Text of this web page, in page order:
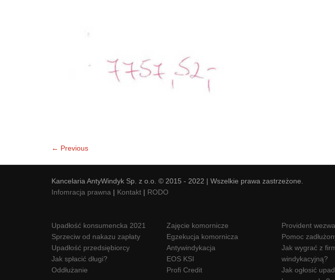
← Previous
Kancelaria AntyWindyk Sp. z o.o. © 2015 - 2022 | Wszelkie prawa zastrzeżone.
Infomracja prawna | Kontakt | RODO
Upadłość konsumencka 2021
Sprzeciw od nakazu zapłaty
Upadłość przedsiębiorcy
Jak spłacić długi?
Oddłużanie
Zajęcie komornicze
Egzekucja komornicza
Antywindykacja
EOS KSI
Profi Credit
Provident
Pomoc
Jak wygrać z
windykacyjną?
Jak ogłosić